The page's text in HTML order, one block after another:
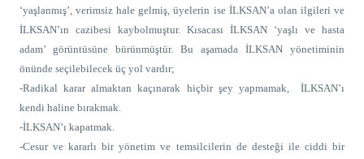
‘yaşlanmış’, verimsiz hale gelmiş, üyelerin ise İLKSAN’a olan ilgileri ve
İLKSAN’ın cazibesi kaybolmuştur. Kısacası İLKSAN ‘yaşlı ve hasta
adam’ görüntüsüne bürünmüştür. Bu aşamada İLKSAN yönetiminin
önünde seçilebilecek üç yol vardır;
-Radikal karar almaktan kaçınarak hiçbir şey yapmamak,
İLKSAN’ı
kendi haline bırakmak.
-İLKSAN’ı kapatmak.
-Cesur ve kararlı bir yönetim ve temsilcilerin de desteği ile ciddi bir